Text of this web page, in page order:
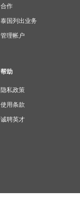
合作
泰国列出业务
管理帐户
帮助
隐私政策
使用条款
诚聘英才